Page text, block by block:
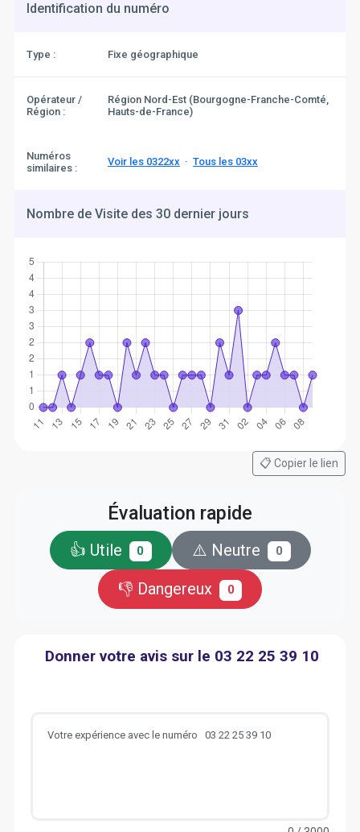
Identification du numéro
Type : Fixe géographique
Opérateur /
Région :
Région Nord-Est (Bourgogne-Franche-Comté,
Hauts-de-France)
Numéros
similaires :
Voir les 0322xx· Tous les 03xx
Nombre de Visite des 30 dernier jours
📋 Copier le lien
Évaluation rapide
👍 Utile 0 ⚠️ Neutre 0
👎 Dangereux 0
Donner votre avis sur le 03 22 25 39 10